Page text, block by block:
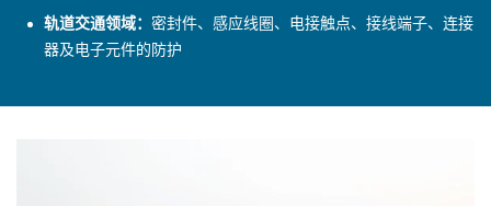
轨道交通领域： 密封件、感应线圈、电接触点、接线端子、连接
器及电子元件的防护